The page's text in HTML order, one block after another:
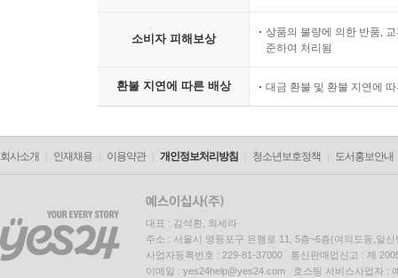
소비자 피해보상
상품의 불량에 의한 반품,
준하여 처리됨
환불 지연에 따른 배상 대금 환불 및 환불 지연에
회사소개 인재채용 이용약관 개인정보처리방침 청소년보호정책 도서홍보안내
대표 : 김석환, 최세라
주소 : 서울시 영등포구 은행로 11, 5층~6층(여의도동,일신
사업자등록번호 : 229-81-37000 통신판매업신고 : 제
이메일 : yes24help@yes24.com 호스팅 서비스사업자 :